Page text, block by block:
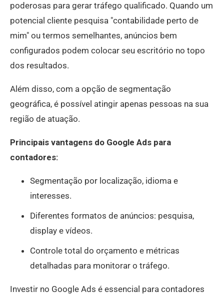
poderosas para gerar tráfego qualificado. Quando um
potencial cliente pesquisa "contabilidade perto de
mim" ou termos semelhantes, anúncios bem
configurados podem colocar seu escritório no topo
dos resultados.
Além disso, com a opção de segmentação
geográfica, é possível atingir apenas pessoas na sua
região de atuação.
Principais vantagens do Google Ads para
contadores:
Segmentação por localização, idioma e
interesses.
Diferentes formatos de anúncios: pesquisa,
display e vídeos.
Controle total do orçamento e métricas
detalhadas para monitorar o tráfego.
Investir no Google Ads é essencial para contadores